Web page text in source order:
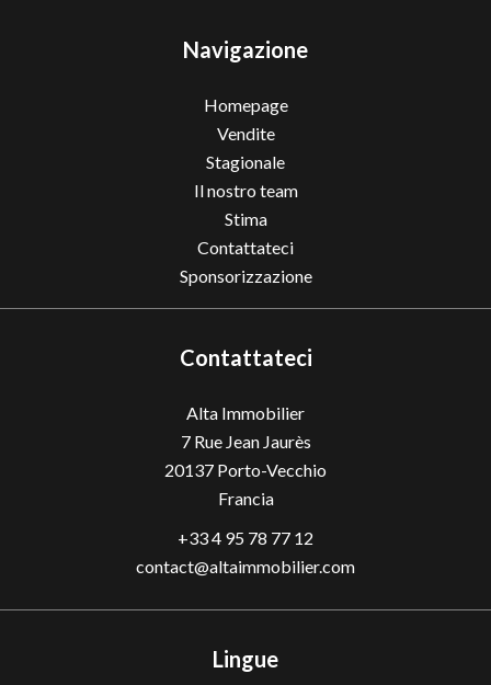
Navigazione
Homepage
Vendite
Stagionale
Il nostro team
Stima
Contattateci
Sponsorizzazione
Contattateci
Alta Immobilier
7 Rue Jean Jaurès
20137 Porto-Vecchio
Francia
+33 4 95 78 77 12
contact@altaimmobilier.com
Lingue